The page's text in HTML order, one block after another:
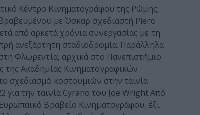
Κέντρο Κινηματογράφου της Ρώμης,
με Όσκαρ σχεδιαστή Piero
από αρκετά χρόνια συνεργασίας με τη
ανεξάρτητη σταδιοδρομία. Παράλληλα
Φλωρεντία, αρχικά στο Πανεπιστήμιο
της Ακαδημίας Κινηματογραφικών
σχεδιασμό κοστουμιών στην ταινία
την ταινία Cyrano του Joe Wright.Από
Βραβείο Κινηματογράφου, έξι